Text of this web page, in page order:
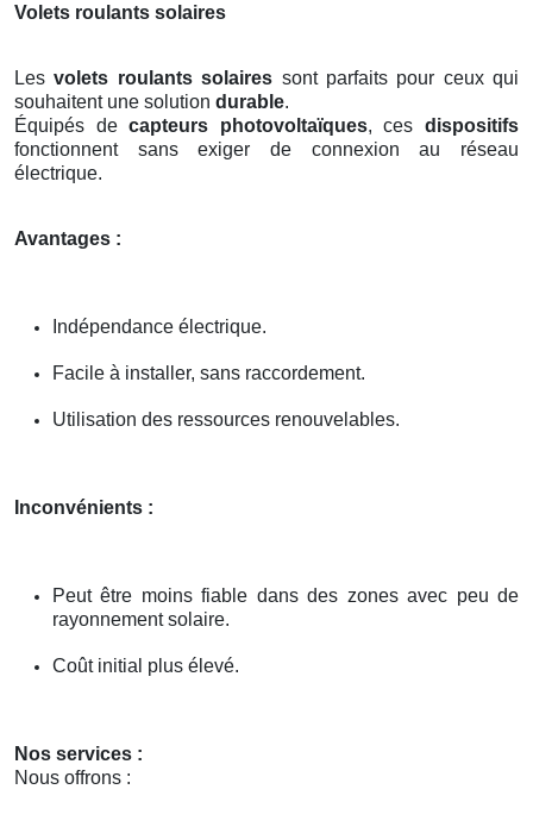
Volets roulants solaires
Lesvolets roulants solaires sont parfaits pour ceux qui
souhaitent une solution durable.
Équipés decapteurs photovoltaïques, cesdispositifs
fonctionnent sans exiger de connexion au réseau
électrique.
Avantages :
Indépendance électrique.
Facile à installer, sans raccordement.
Utilisation des ressources renouvelables.
Inconvénients :
Peut être moins fiable dans des zones avec peu de
rayonnement solaire.
Coût initial plus élevé.
Nos services :
Nous offrons :